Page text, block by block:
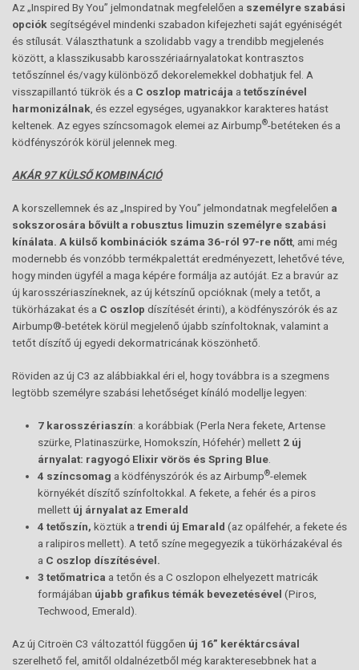
Az „Inspired By You” jelmondatnak megfelelően a személyre szabási
opciók segítségével mindenki szabadon kifejezheti saját egyéniségét
és stílusát. Választhatunk a szolidabb vagy a trendibb megjelenés
között, a klasszikusabb karosszériaárnyalatokat kontrasztos
tetőszínnel és/vagy különböző dekorelemekkel dobhatjuk fel. A
visszapillantó tükrök és a C oszlop matricája a tetőszínével
harmonizálnak , és ezzel egységes, ugyanakkor karakteres hatást
keltenek. Az egyes színcsomagok elemei az Airbump®-betéteken és a
ködfényszórók körül jelennek meg.
AKÁR 97 KÜLSŐ KOMBINÁCIÓ
A korszellemnek és az „Inspired by You” jelmondatnak megfelelően a
sokszorosára bővült a robusztus limuzin személyre szabási
kínálata. A külső kombinációk száma 36-ról 97-re nőtt , ami még
modernebb és vonzóbb termékpalettát eredményezett, lehetővé téve,
hogy minden ügyfél a maga képére formálja az autóját. Ez a bravúr az
új karosszériaszíneknek, az új kétszínű opcióknak (mely a tetőt, a
tükörházakat és a C oszlop díszítését érinti), a ködfényszórók és az
Airbump®-betétek körül megjelenő újabb színfoltoknak, valamint a
tetőt díszítő új egyedi dekormatricának köszönhető.
Röviden az új C3 az alábbiakkal éri el, hogy továbbra is a szegmens
legtöbb személyre szabási lehetőséget kínáló modellje legyen:
7 karosszériaszín: a korábbiak (Perla Nera fekete, Artense
szürke, Platinaszürke, Homokszín, Hófehér) mellett 2 új
árnyalat: ragyogó Elixir vörös és Spring Blue
4 színcsomag a ködfényszórók és az Airbump®-elemek
környékét díszítő színfoltokkal. A fekete, a fehér és a piros
mellett új árnyalat az Emerald
4 tetőszín, köztük a trendi új Emarald (az opálfehér, a fekete és
a ralipiros mellett). A tető színe megegyezik a tükörházakéval és
a C oszlop díszítésével.
3 tetőmatrica a tetőn és a C oszlopon elhelyezett matricák
formájában újabb grafikus témák bevezetésével (Piros,
Techwood, Emerald).
Az új Citroën C3 változattól függően új 16” keréktárcsával
szerelhető fel, amitől oldalnézetből még karakteresebbnek hat a